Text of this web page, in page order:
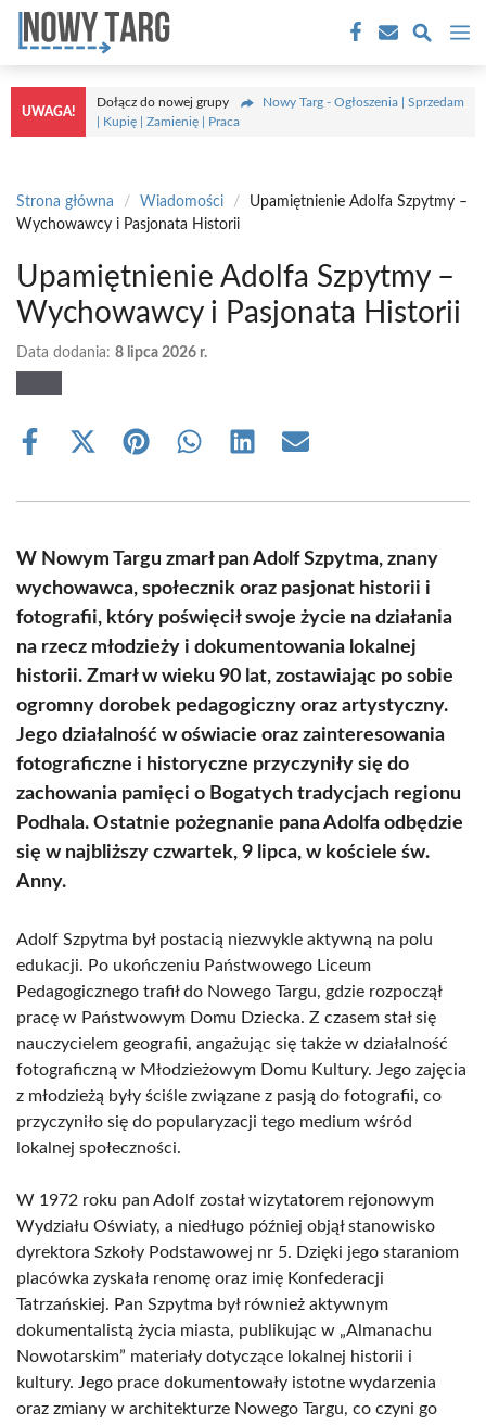
Przejdź
treści
UWAGA!
Dołącz do nowej grupy
Nowy Targ - Ogłoszenia | Sprzedam
| Kupię | Zamienię | Praca
Strona główna / Wiadomości /
Upamiętnienie Adolfa Szpytmy –
Wychowawcy i Pasjonata Historii
Upamiętnienie Adolfa Szpytmy –
Wychowawcy i Pasjonata Historii
Data dodania: 8 lipca 2026 r.
Share
Share
(Twitter)
Share Share Share Share
W Nowym Targu zmarł pan Adolf Szpytma, znany
wychowawca, społecznik oraz pasjonat historii i
fotografii, który poświęcił swoje życie na działania
na rzecz młodzieży i dokumentowania lokalnej
historii. Zmarł w wieku 90 lat, zostawiając po sobie
ogromny dorobek pedagogiczny oraz artystyczny.
Jego działalność w oświacie oraz zainteresowania
fotograficzne i historyczne przyczyniły się do
zachowania pamięci o Bogatych tradycjach regionu
Podhala. Ostatnie pożegnanie pana Adolfa odbędzie
się w najbliższy czwartek, 9 lipca, w kościele św.
Anny.
Adolf Szpytma był postacią niezwykle aktywną na polu
edukacji. Po ukończeniu Państwowego Liceum
Pedagogicznego trafił do Nowego Targu, gdzie rozpoczął
pracę w Państwowym Domu Dziecka. Z czasem stał się
nauczycielem geografii, angażując się także w działalność
fotograficzną w Młodzieżowym Domu Kultury. Jego zajęcia
z młodzieżą były ściśle związane z pasją do fotografii, co
przyczyniło się do popularyzacji tego medium wśród
lokalnej społeczności.
W 1972 roku pan Adolf został wizytatorem rejonowym
Wydziału Oświaty, a niedługo później objął stanowisko
dyrektora Szkoły Podstawowej nr 5. Dzięki jego staraniom
placówka zyskała renomę oraz imię Konfederacji
Tatrzańskiej. Pan Szpytma był również aktywnym
dokumentalistą życia miasta, publikując w „Almanachu
Nowotarskim” materiały dotyczące lokalnej historii i
kultury. Jego prace dokumentowały istotne wydarzenia
oraz zmiany w architekturze Nowego Targu, co czyni go